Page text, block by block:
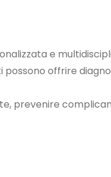
e
possono offrire
prevenire